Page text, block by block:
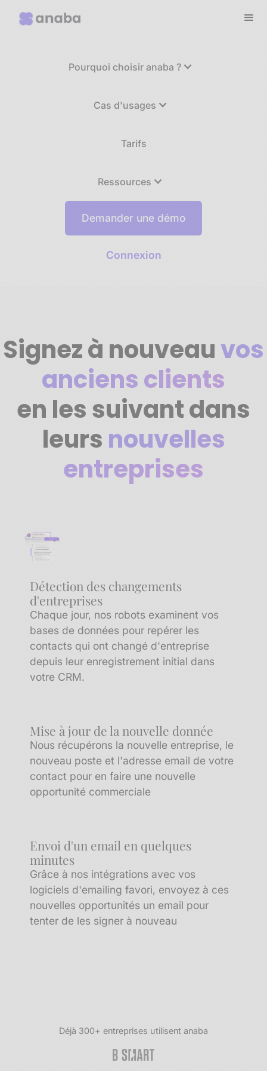
Pourquoi choisir anaba ?
Cas d'usages
Tarifs
Ressources
Demander une démo
Connexion
Signez à nouveauvos
anciens clients
en les suivant dans
leurs nouvelles
entreprises
Détection des changements
d'entreprises
Chaque jour, nos robots examinent vos
bases de données pour repérer les
contacts qui ont changé d'entreprise
depuis leur enregistrement initial dans
votre CRM.
Mise à jour de la nouvelle donnée
Nous récupérons la nouvelle entreprise, le
nouveau poste et l'adresse email de votre
contact pour en faire une nouvelle
opportunité commerciale
Envoi d'un email en quelques
minutes
Grâce à nos intégrations avec vos
logiciels d'emailing favori, envoyez à ces
nouvelles opportunités un email pour
tenter de les signer à nouveau
Déjà 300+ entreprises utilisent anaba